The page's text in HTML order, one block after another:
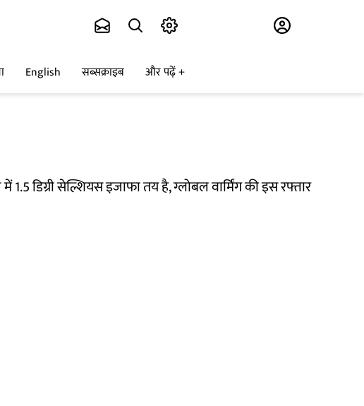
English सब्सक्राइब और पढ़ें
1.5 डिग्री सेल्शियस इजाफा तय है, ग्लोबल वार्मिंग की इस रफ्तार